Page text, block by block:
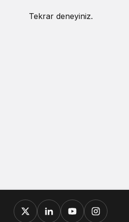
Tekrar deneyiniz.